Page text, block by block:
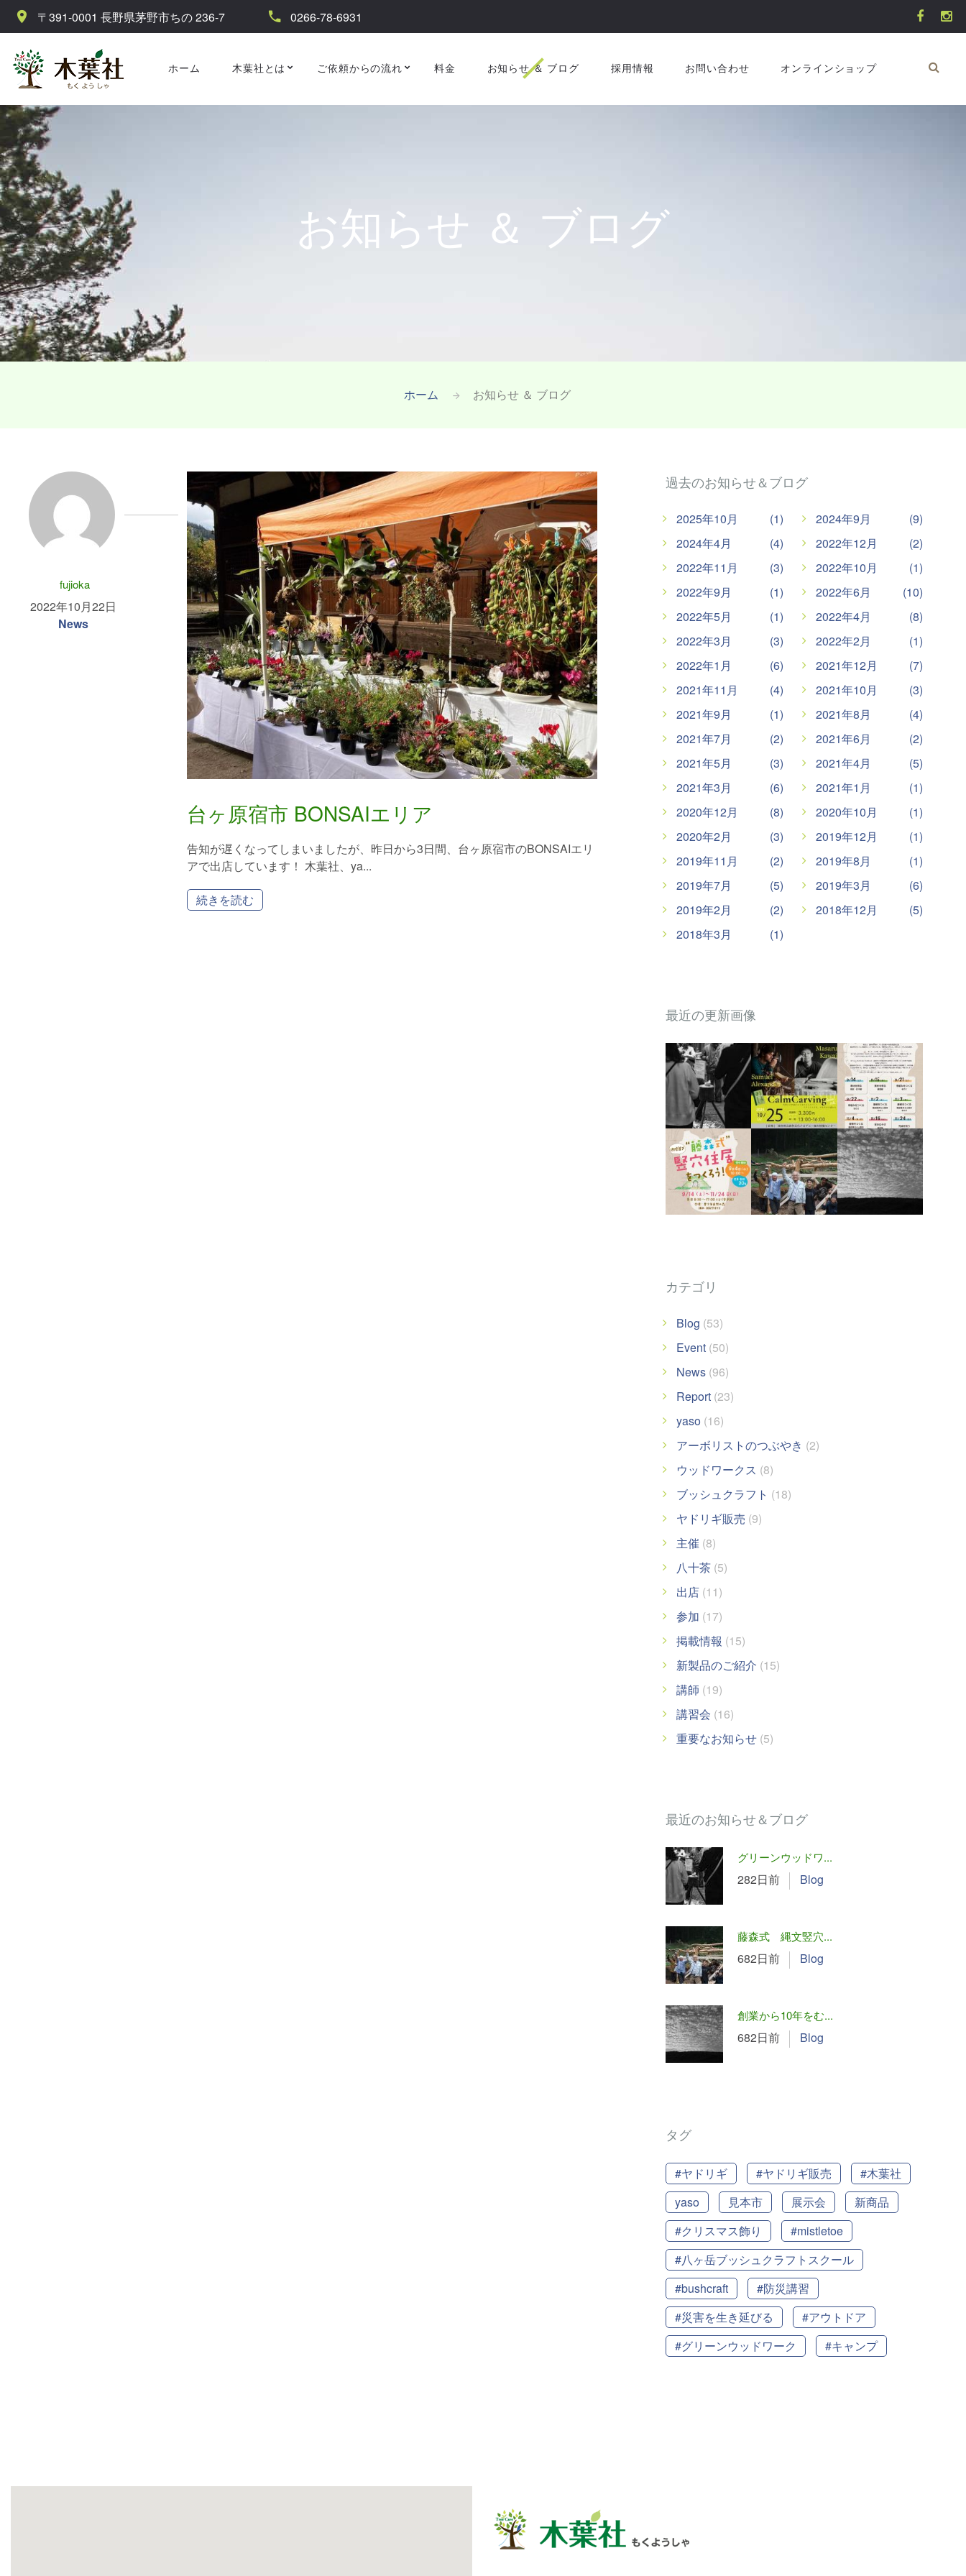
〒391-0001 長野県茅野市ちの 236-7 0266-78-6931
ホーム 木葉社とは ご依頼からの流れ 料金 お知らせ ＆ ブログ 採用情報 お問い合わせ オンラインショップ
お知らせ ＆ ブログ
ホーム お知らせ ＆ ブログ
台ヶ原宿市 BONSAIエリア
告知が遅くなってしまいましたが、昨日から3日間、台ヶ原宿市のBONSAIエリ
アで出店しています！ 木葉社、ya...
続きを読む
fujioka
2022年10月22日
News
過去のお知らせ＆ブログ
2025年10月
(1)
2024年4月
(4)
2022年11月
(3)
2022年9月
(1)
2022年5月
(1)
2022年3月
(3)
2022年1月
(6)
2021年11月
(4)
2021年9月
(1)
2021年7月
(2)
2021年5月
(3)
2021年3月
(6)
2020年12月
(8)
2020年2月
(3)
2019年11月
(2)
2019年7月
(5)
2019年2月
(2)
2018年3月
(1)
2024年9月
(9)
2022年12月
(2)
2022年10月
(1)
2022年6月
(10)
2022年4月
(8)
2022年2月
(1)
2021年12月
(7)
2021年10月
(3)
2021年8月
(4)
2021年6月
(2)
2021年4月
(5)
2021年1月
(1)
2020年10月
(1)
2019年12月
(1)
2019年8月
(1)
2019年3月
(6)
2018年12月
(5)
最近の更新画像
カテゴリ
Blog (53)
Event (50)
News (96)
Report (23)
yaso (16)
アーボリストのつぶやき (2)
ウッドワークス (8)
ブッシュクラフト (18)
ヤドリギ販売 (9)
主催 (8)
八十茶 (5)
出店 (11)
参加 (17)
掲載情報 (15)
新製品のご紹介 (15)
講師 (19)
講習会 (16)
重要なお知らせ (5)
最近のお知らせ＆ブログ
グリーンウッドワ...
282日前 Blog
藤森式 縄文竪穴...
682日前 Blog
創業から10年をむ...
682日前 Blog
タグ
#ヤドリギ #ヤドリギ販売
#木葉社
yaso
見本市 展示会
新商品
#クリスマス飾り
#mistletoe
#八ヶ岳ブッシュクラフトスクール
#bushcraft
#防災講習
#災害を生き延びる
#アウトドア
#グリーンウッドワーク
#キャンプ